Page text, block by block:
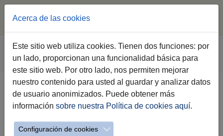
Saltar al contenido principal
Estás aquí:
Jerez.es Webs Municipales
Sala de Prensa
Nota de Prensa
El Ayuntamiento interviene en la
mejorar el entorno, la
Acerca de las cookies
Este sitio web utiliza cookies. Tienen dos funciones: por
un lado, proporcionan una funcionalidad básica para
este sitio web. Por otro lado, nos permiten mejorar
nuestro contenido para usted al guardar y analizar datos
de usuario anonimizados. Puede obtener más
información sobre nuestra Política de cookies aquí.
Configuración de cookies